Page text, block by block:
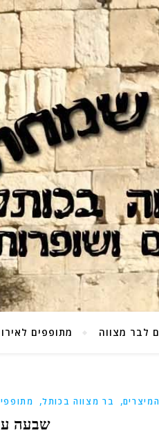
לבר מצווה מתופפים
, בר מצווה בכותל,
שבעה